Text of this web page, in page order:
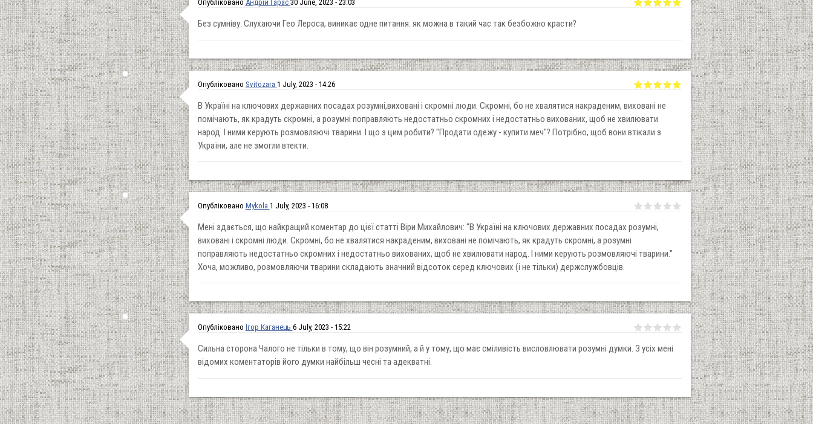
Опубліковано Андрій Гарас 30 June, 2023 - 23:03
Без сумніву. Слухаючи Гео Лероса, виникає одне питання: як можна в такий час так безбожно красти?
Опубліковано Svitozara 1 July, 2023 - 14:26
В Україні на ключових державних посадах розумні,виховані і скромні люди. Скромні, бо не хвалятися накраденим, виховані не
помічають, як крадуть скромні, а розумні поправляють недостатньо скромних і недостатньо вихованих, щоб не хвилювати
народ. І ними керують розмовляючі тварини. І що з цим робити? "Продати одежу - купити меч"? Потрібно, щоб вони втікали з
України, але не змогли втекти.
Опубліковано Mykola 1 July, 2023 - 16:08
Мені здається, що найкращий коментар до цієї статті Віри Михайлович: "В Україні на ключових державних посадах розумні,
виховані і скромні люди. Скромні, бо не хвалятися накраденим, виховані не помічають, як крадуть скромні, а розумні
поправляють недостатньо скромних і недостатньо вихованих, щоб не хвилювати народ. І ними керують розмовляючі тварини."
Хоча, можливо, розмовляючи тварини складають значний відсоток серед ключових (і не тільки) держслужбовців.
Опубліковано Ігор Каганець 6 July, 2023 - 15:22
Сильна сторона Чалого не тільки в тому, що він розумний, а й у тому, що має сміливість висловлювати розумні думки. З усіх мені
відомих коментаторів його думки найбільш чесні та адекватні.